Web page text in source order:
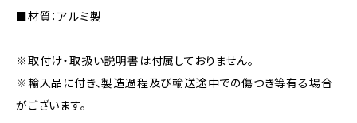
■材質：アルミ製
※取付け・取扱い説明書は付属しておりません。
※輸入品に付き、製造過程及び輸送途中での傷つき等有る場合
がございます。